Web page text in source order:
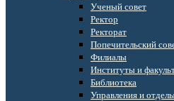
Ученый совет
Ректор
Ректорат
Попечительский
Филиалы
Институты и
Библиотека
Управления и